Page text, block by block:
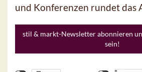
und Konferenzen rundet das
stil & markt-Newsletter abonnieren
sein!